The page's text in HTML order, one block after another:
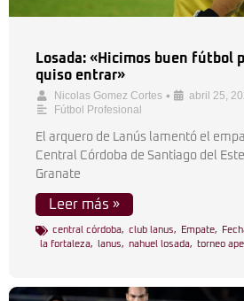
Losada: «Hicimos buen fútbol
quiso entrar»
Nicolas Gomez Cortes • abril 25,
Fútbol Profesional
El arquero de Lanús lamentó el
Central Córdoba de Santiago del
Granate
Leer más »
central córdoba, club lanus, Empate,
la fortaleza, lanus, nahuel losada, torneo